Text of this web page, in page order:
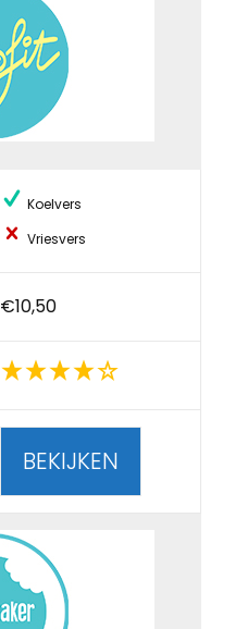
Koelvers
Vriesvers
€10,50
BEKIJKEN